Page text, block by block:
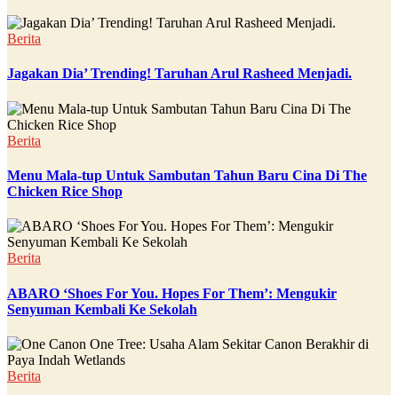
Berita
Jagakan Dia’ Trending! Taruhan Arul Rasheed Menjadi.
Berita
Menu Mala-tup Untuk Sambutan Tahun Baru Cina Di The
Chicken Rice Shop
Berita
ABARO ‘Shoes For You. Hopes For Them’: Mengukir
Senyuman Kembali Ke Sekolah
Berita